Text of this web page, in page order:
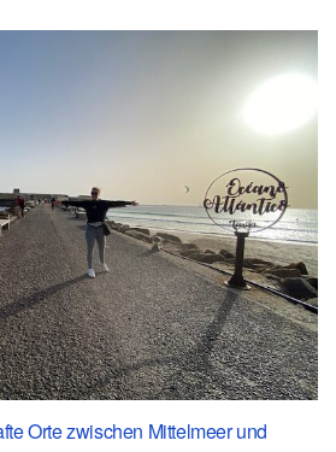
Orte zwischen Mittelmeer und